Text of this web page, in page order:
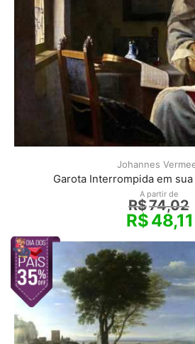
Johannes
Garota Interrompida em
A partir de
R$74,02
R$48,11